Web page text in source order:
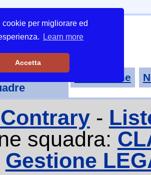
per migliorare ed
Learn more
Accetta
Classifiche
-
squadra:
Gestione